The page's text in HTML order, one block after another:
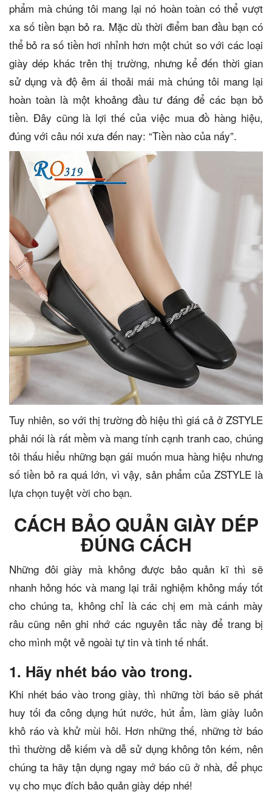
phẩm mà chúng tôi mang lại nó hoàn toàn có thể vượt
xa số tiền bạn bỏ ra. Mặc dù thời điểm ban đầu bạn có
thể bỏ ra số tiền hơi nhỉnh hơn một chút so với các loại
giày dép khác trên thị trường, nhưng kể đến thời gian
sử dụng và độ êm ái thoải mái mà chúng tôi mang lại
hoàn toàn là một khoảng đầu tư đáng để các bạn bỏ
tiền. Đây cũng là lợi thế của việc mua đồ hàng hiệu,
đúng với câu nói xưa đến nay: “Tiền nào của nấy”.
Tuy nhiên, so với thị trường đồ hiệu thì giá cả ở ZSTYLE
phải nói là rất mềm và mang tính cạnh tranh cao, chúng
tôi thấu hiểu những bạn gái muốn mua hàng hiệu nhưng
số tiền bỏ ra quá lớn, vì vậy, sản phẩm của ZSTYLE là
lựa chọn tuyệt vời cho bạn.
CÁCH BẢO QUẢN GIÀY DÉP
ĐÚNG CÁCH
Những đôi giày mà không được bảo quản kĩ thì sẽ
nhanh hỏng hóc và mang lại trải nghiệm không mấy tốt
cho chúng ta, không chỉ là các chị em mà cánh mày
râu cũng nên ghi nhớ các nguyên tắc này để trang bị
cho mình một vẻ ngoài tự tin và tinh tế nhất.
1. Hãy nhét báo vào trong.
Khi nhét báo vào trong giày, thì những tời báo sẽ phát
huy tối đa công dụng hút nước, hút ẩm, làm giày luôn
khô ráo và khử mùi hôi. Hơn những thế, những tờ báo
thì thường dễ kiếm và dễ sử dụng không tôn kém, nên
chúng ta hãy tận dụng ngay mớ báo cũ ở nhà, để phục
vụ cho mục đích bảo quản giày dép nhé!